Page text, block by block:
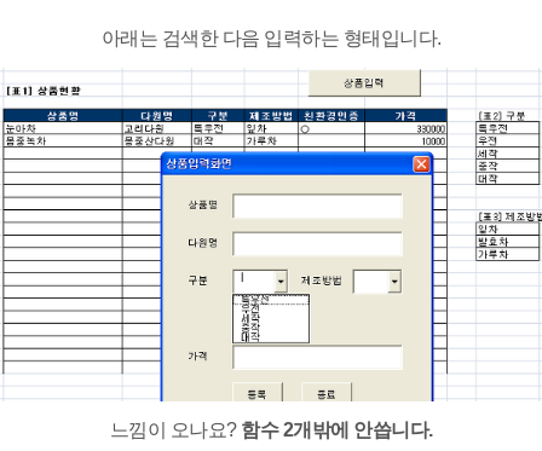
아래는 검색한 다음 입력하는 형태입니다.
느낌이 오나요?함수 2개밖에 안씁니다.